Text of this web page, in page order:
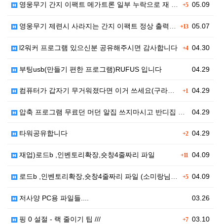
+505.09
영웅무기 간지 이팩트 메가트론 일부 누락으로 재 업로드…
+1305.07
영웅무기 제련시 사라지는 간지 이팩트 정상 출력 파일 …
+404.30
l2워커 프로그램 있으신분 공유해주시면 감사합니다
04.29
부팅usb(만들기 편한 프로그램)RUFUS 입니다
+104.29
컴퓨터가 갑자기 무거워졌다면 이거 쓰세요(구라제거기)
04.29
압축 프로그램 무료던 머던 알집 쓰지마시고 반디집 쓰세…
+204.29
타워공유합니다
+1104.09
재업)로드b ,인벤토리확장,숏창4줄짜리 파일
+504.09
로드b ,인벤토리확장,숏창4줄짜리 파일 (소미랑님 올려…
03.26
저사양 PC용 파일들....
+703.10
핑 0 설절 - 랙 줄이기 팁 ///